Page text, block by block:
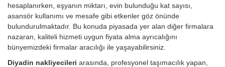
hesaplanırken, eşyanın miktarı, evin bulunduğu kat sayısı,
asansör kullanımı ve mesafe gibi etkenler göz önünde
bulundurulmaktadır. Bu konuda piyasada yer alan diğer firmalara
nazaran, kaliteli hizmeti uygun fiyata alma ayrıcalığını
bünyemizdeki firmalar aracılığı ile yaşayabilirsiniz.
Diyadin nakliyecileri arasında, profesyonel taşımacılık yapan,